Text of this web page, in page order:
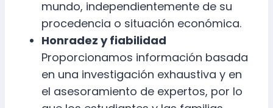
mundo, independientemente de su
procedencia o situación económica.
Honradez y fiabilidad
Proporcionamos información basada
en una investigación exhaustiva y en
el asesoramiento de expertos, por lo